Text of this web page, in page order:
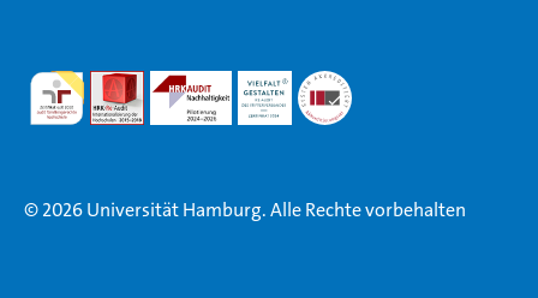
© 2026 Universität Hamburg. Alle Rechte vorbehalten